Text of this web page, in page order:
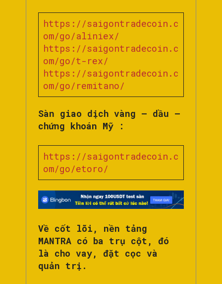
https://saigontradecoin.c
om/go/aliniex/
https://saigontradecoin.c
om/go/t-rex/
https://saigontradecoin.c
om/go/remitano/
Sàn giao dịch vàng – dầu –
chứng khoán Mỹ :
https://saigontradecoin.c
om/go/etoro/
Về cốt lõi, nền tảng
MANTRA có ba trụ cột, đó
là cho vay, đặt cọc và
quản trị.